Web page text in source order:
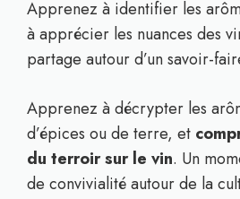
Apprenez à identifier les
à apprécier les nuances des
partage autour d’un savoir-
Apprenez à décrypter les
d’épices ou de terre, et
du terroir sur le vin. Un
de convivialité autour de la